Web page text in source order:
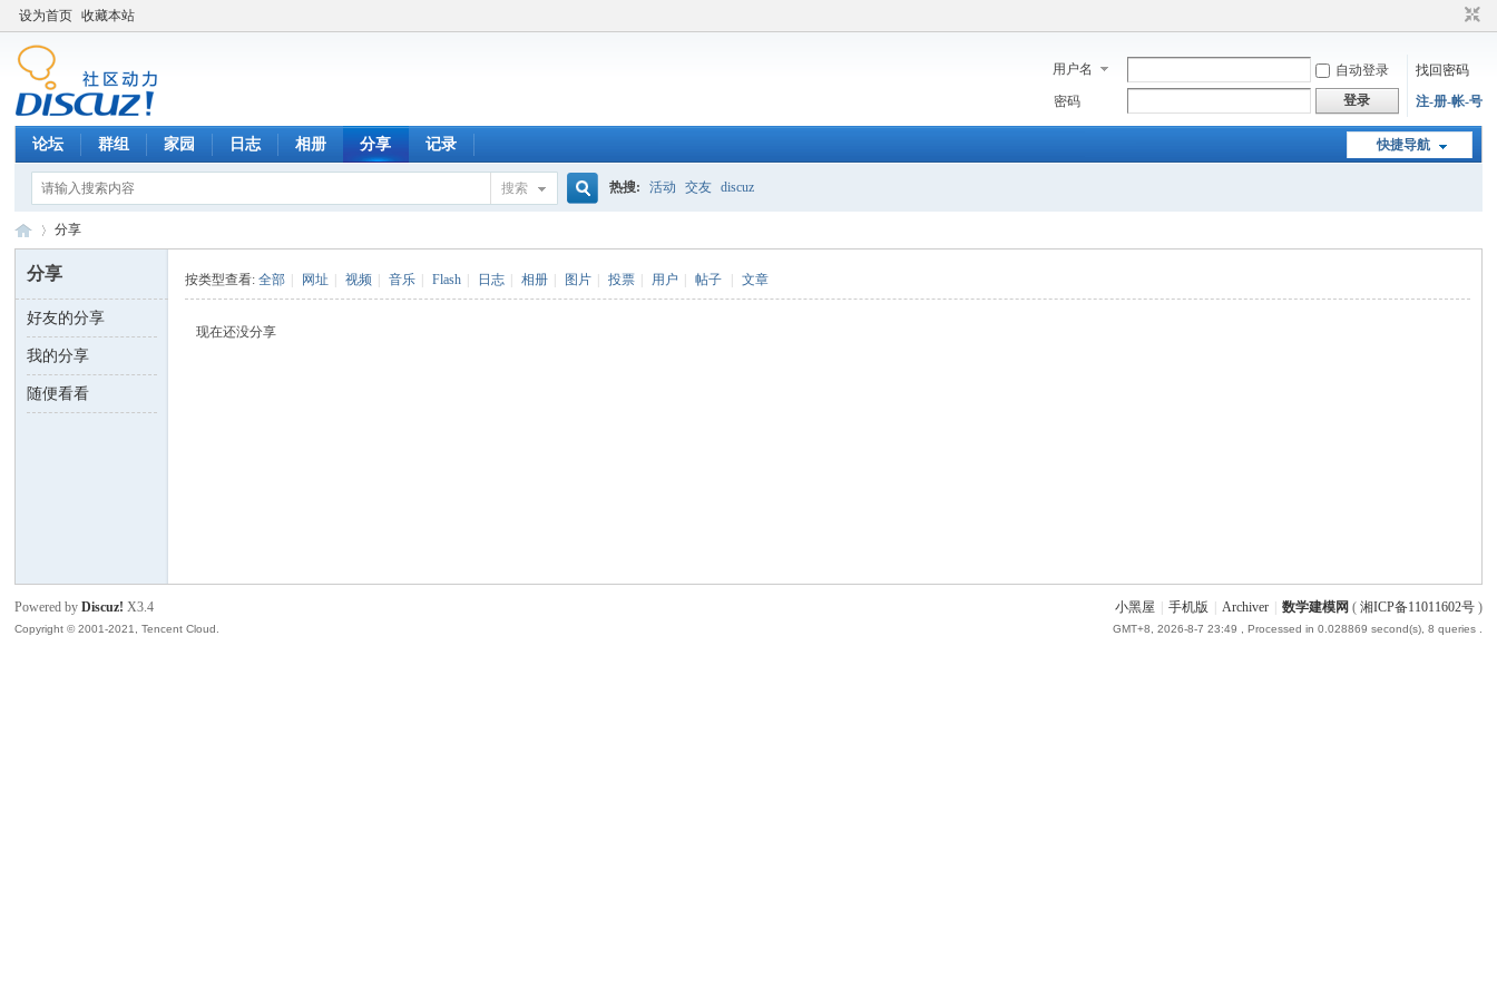
设为首页 收藏本站
用户名 自动登录
找回密码
密码
登录 注-册-帐-号
快捷导航
论坛 群组 家园 日志 相册 分享 记录
搜索 热搜: 活动 交友 discuz
数 ›
分享
分享
好友的分享
我的分享
随便看看
按类型查看:全部 网址 视频 音乐 Flash 日志 相册 图片 投票 用户 帖子 文章
现在还没分享
小黑屋 手机版 Archiver 数学建模网 ( 湘ICP备11011602号)
GMT+8, 2026-8-7 23:49 , Processed in 0.028869 second(s), 8 queries .
Powered byDiscuz! X3.4
Copyright © 2001-2021, Tencent Cloud.